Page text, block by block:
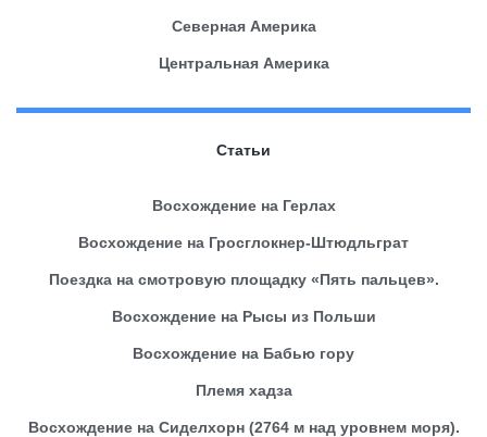
Северная Америка
Центральная Америка
Статьи
Восхождение на Герлах
Восхождение на Гросглокнер-Штюдльграт
Поездка на смотровую площадку «Пять пальцев».
Восхождение на Рысы из Польши
Восхождение на Бабью гору
Племя хадза
Восхождение на Сиделхорн (2764 м над уровнем моря).